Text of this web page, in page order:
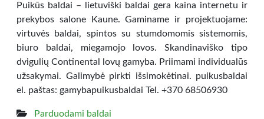
Puikūs baldai – lietuviški baldai gera kaina internetu ir
prekybos salone Kaune. Gaminame ir projektuojame:
virtuvės baldai, spintos su stumdomomis sistemomis,
biuro baldai, miegamojo lovos. Skandinaviško tipo
dvigulių Continental lovų gamyba. Priimami individualūs
užsakymai. Galimybė pirkti išsimokėtinai. puikusbaldai
el. paštas: gamybapuikusbaldai Tel. +370 68506930
Parduodami baldai